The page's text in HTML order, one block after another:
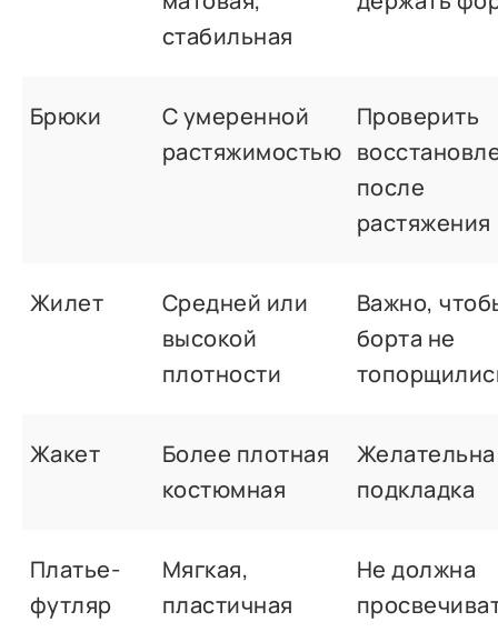
стабильная
Брюки
С умеренной
растяжимостью
Проверить
после
растяжения
Жилет
Средней или
высокой
плотности
Важно,
борта не
Жакет
Более плотная
костюмная
Желательна
подкладка
Платье-
футляр
Мягкая,
пластичная
Не должна